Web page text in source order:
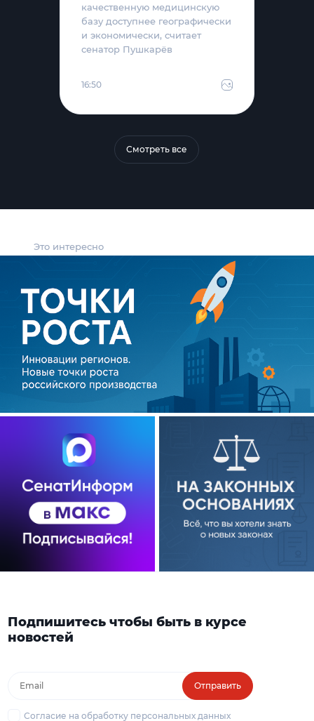
Это интересно
качественную медицинскую
базу доступнее географически
и экономически, считает
сенатор Пушкарёв
16:50
Смотреть все
Подпишитесь чтобы быть в курсе
новостей
Отправить
Согласие на обработку персональных данных